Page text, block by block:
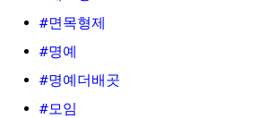
#면목형제
#명예
#명예더배곳
#모임